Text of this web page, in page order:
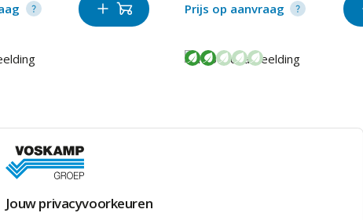
Prijs op aanvraag
Jouw privacyvoorkeuren